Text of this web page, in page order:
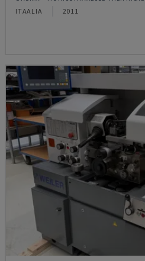
ITAALIA 2011